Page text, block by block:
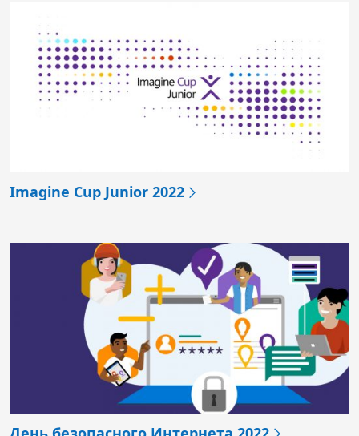
Imagine Cup Junior 2022